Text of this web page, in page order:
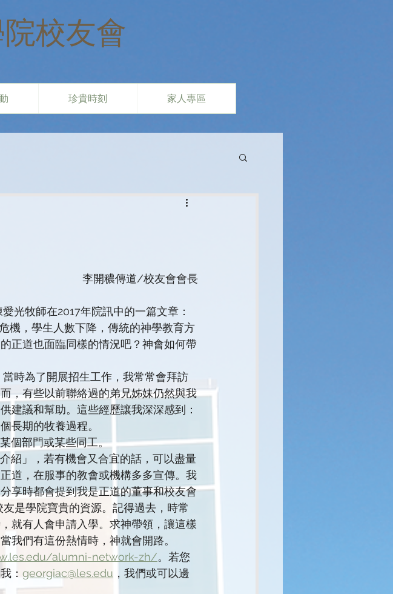
校友會
珍貴時刻 家人專區
李開穠傳道/校友會會長
機，學生人數下降，傳統的神學教育方
正道也面臨同樣的情況吧？神會如何帶
，有些以前聯絡過的弟兄姊妹仍然與我
建議和幫助。這些經歷讓我深深感到：
長期的牧養過程。
某個部門或某些同工。
道，在服事的教會或機構多多宣傳。我
享時都會提到我是正道的董事和校友會
是學院寶貴的資源。記得過去，時常
就有人會申請入學。求神帶領，讓這樣
我們有這份熱情時，神就會開路。
alumni-network-zh/。若您
： georgiac@les.edu ，我們或可以邊